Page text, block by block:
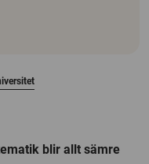
blir allt sämre